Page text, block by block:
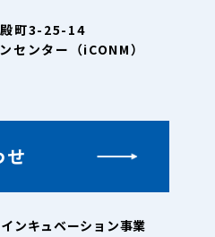
殿町3-25-14
センター（iCONM）
せ
インキュベーション事業